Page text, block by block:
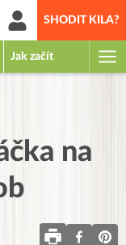
SHODIT KILA?
Jak začít
na